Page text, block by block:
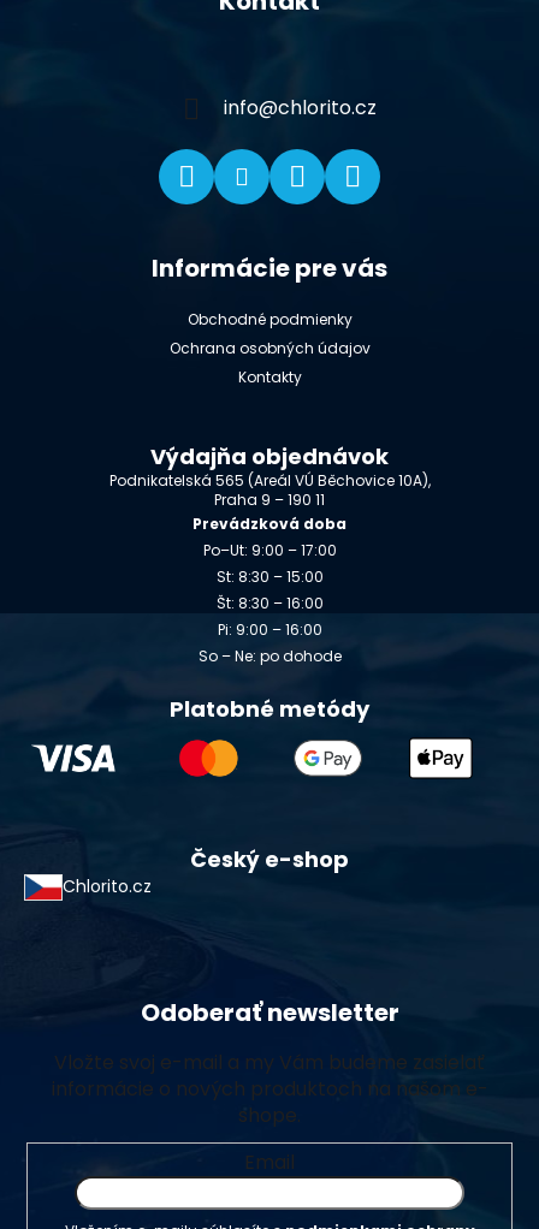
info@chlorito.cz
Informácie pre vás
Obchodné podmienky
Ochrana osobných údajov
Kontakty
Výdajňa objednávok
Podnikatelská 565 (Areál VÚ Běchovice 10A),
Praha 9 – 190 11
Prevádzková doba
Po–Ut: 9:00 – 17:00
St: 8:30 – 15:00
Št: 8:30 – 16:00
Pi: 9:00 – 16:00
So – Ne: po dohode
Platobné metódy
Český e-shop
Chlorito.cz
Odoberať newsletter
Vložte svoj e-mail a my Vám budeme zasielať
informácie o nových produktoch na našom e-
shope.
Email